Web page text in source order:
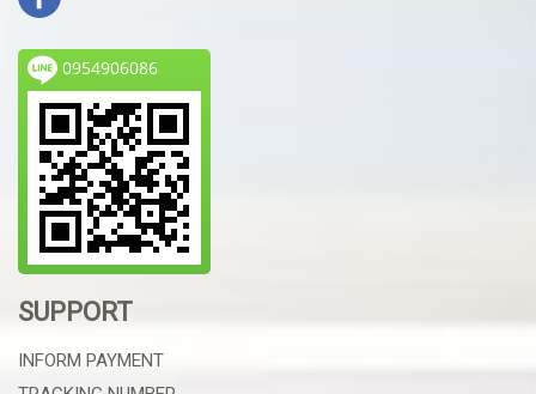
0954906086
SUPPORT
INFORM PAYMENT